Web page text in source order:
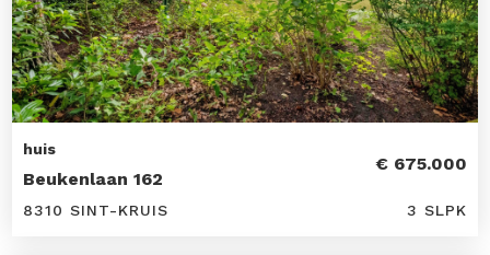
huis
Beukenlaan 162
€ 675.000
8310 SINT-KRUIS 3 SLPK